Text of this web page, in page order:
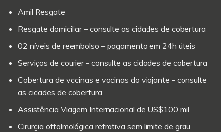
Amil Resgate
Resgate domiciliar – consulte as cidades de cobertura
02 níveis de reembolso – pagamento em 24h úteis
Serviços de courier - consulte as cidades de cobertura
Cobertura de vacinas e vacinas do viajante - consulte
as cidades de cobertura
Assistência Viagem Internacional de US$100 mil
Cirurgia oftalmológica refrativa sem limite de grau